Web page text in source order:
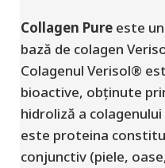
Collagen Pureeste
bază de colagen
Colagenul Verisol®
bioactive, obținute
hidroliză a
este proteina
conjunctiv (piele,